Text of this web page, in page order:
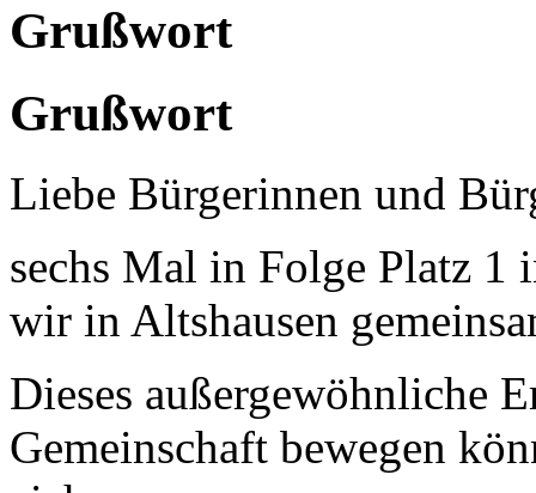
Grußwort
Grußwort
Liebe Bürgerinnen und
sechs Mal in Folge Platz 1
wir in Altshausen
Dieses außergewöhnliche
Gemeinschaft bewegen